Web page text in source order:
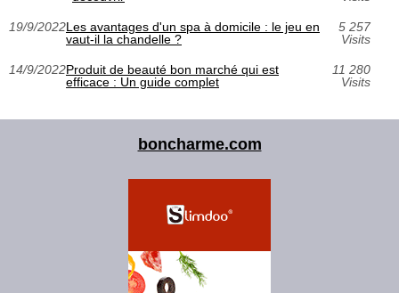
19/9/2022Les avantages d'un spa à domicile : le jeu en
vaut-il la chandelle ?
5 257
Visits
14/9/2022Produit de beauté bon marché qui est
efficace : Un guide complet
11 280
Visits
boncharme.com